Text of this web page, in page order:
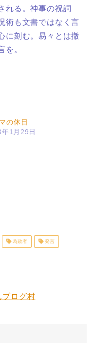
れる。神事の祝詞
術も文書ではなく言
に刻む。易々とは撤
を。
の休日
1月29日
為政者 発言
ブログ村